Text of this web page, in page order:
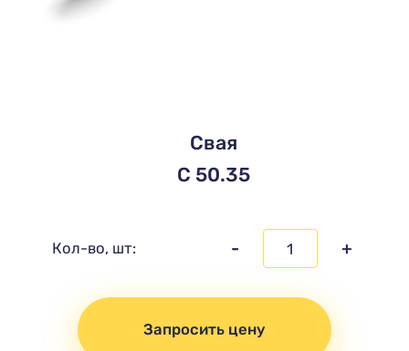
Свая
C 50.35
Кол-во, шт: - +
Запросить цену